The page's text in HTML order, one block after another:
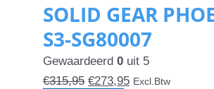
SOLID GEAR
S3-SG80007
Gewaardeerd 0 uit 5
€315,95 €273,95 Excl.Btw